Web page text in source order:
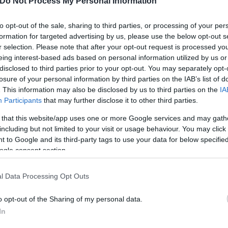
opt-out of the sale, sharing to third parties, or processing of your
for targeted advertising by us, please use the below opt-out
selection. Please note that after your opt-out request is processed
interest-based ads based on personal information utilized by us
to third parties prior to your opt-out. You may separately
of your personal information by third parties on the IAB’s list of
This information may also be disclosed by us to third parties on the
Participants that may further disclose it to other third parties.
that this website/app uses one or more Google services and may
but not limited to your visit or usage behaviour. You may
to Google and its third-party tags to use your data for below
consent section.
Data Processing Opt Outs
opt-out of the Sharing of my personal data.
ο κ. Στουρνάρας εκτίμησε ότι ο ο ρυθμός
2,2%, λόγω της αναμενόμενης επιβράδυνσης
πιο ήπιας αύξησης της ιδιωτικής κατανάλωσης.
να επιτευχθεί υπό την προϋπόθεση ότι η
θα προχωρήσει σύμφωνα με τον
της νομισματικής πολιτικής δεν θα